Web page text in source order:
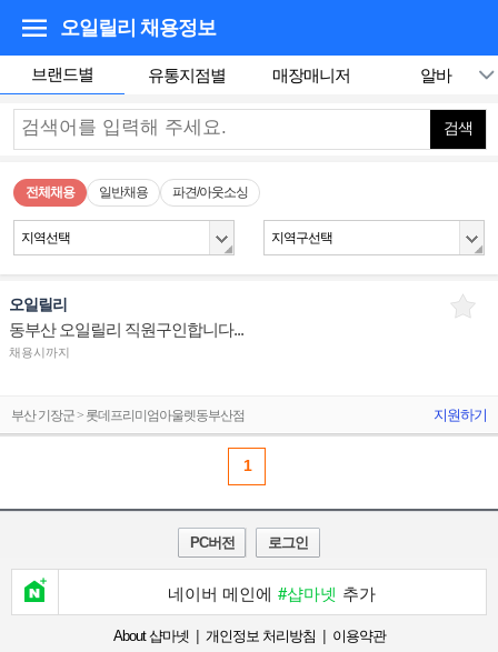
오일릴리 채용정보
브랜드별 유통지점별 매장매니저 알바
검색
전체채용 일반채용 파견/아웃소싱
지역선택 지역구선택
오일릴리
동부산 오일릴리 직원구인합니다...
채용시까지
부산 기장군 > 롯데프리미엄아울렛동부산점 지원하기
1
PC버전 로그인
네이버 메인에 #샵마넷 추가
About 샵마넷 | 개인정보 처리방침 | 이용약관